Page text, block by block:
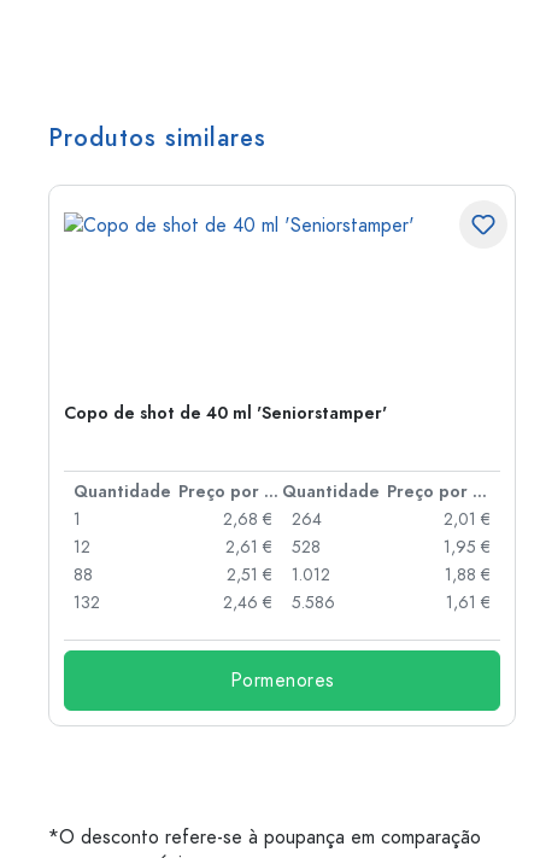
Produtos similares
Copo de shot de 40 ml 'Seniorstamper'
Quantidade Preço por peça Quantidade
Preço por peça
1
2,68 €
12
2,61 €
88
2,51 €
132
2,46 €
264
2,01 €
528
1,95 €
1.012
1,88 €
5.586
1,61 €
Pormenores
*O desconto refere-se à poupança em comparação